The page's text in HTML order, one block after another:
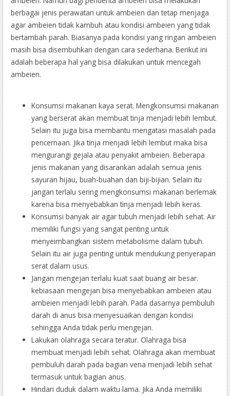
berbagai jenis perawatan untuk ambeien dan tetap menjaga
agar ambeien tidak kambuh atau kondisi ambeien yang tidak
bertambah parah. Biasanya pada kondisi yang ringan ambeien
masih bisa disembuhkan dengan cara sederhana. Berikut ini
adalah beberapa hal yang bisa dilakukan untuk mencegah
ambeien.
Konsumsi makanan kaya serat. Mengkonsumsi makanan
yang berserat akan membuat tinja menjadi lebih lembut.
Selain itu juga bisa membantu mengatasi masalah pada
pencernaan. Jika tinja menjadi lebih lembut maka bisa
mengurangi gejala atau penyakit ambeien. Beberapa
jenis makanan yang disarankan adalah semua jenis
sayuran hijau, buah-buahan dan biji-bijian. Selain itu
jangan terlalu sering mengkonsumsi makanan berlemak
karena bisa menyebabkan tinja menjadi lebih keras.
Konsumsi banyak air agar tubuh menjadi lebih sehat. Air
memiliki fungsi yang sangat penting untuk
menyeimbangkan sistem metabolisme dalam tubuh.
Selain itu air juga penting untuk mendukung penyerapan
serat dalam usus.
Jangan mengejan terlalu kuat saat buang air besar.
kebiasaan mengejan bisa menyebabkan ambeien atau
ambeien menjadi lebih parah. Pada dasarnya pembuluh
darah di anus bisa menyesuaikan dengan kondisi
sehingga Anda tidak perlu mengejan.
Lakukan olahraga secara teratur. Olahraga bisa
membuat menjadi lebih sehat. Olahraga akan membuat
pembuluh darah pada bagian vena menjadi lebih sehat
termasuk untuk bagian anus.
Hindari duduk dalam waktu lama. Jika Anda memiliki